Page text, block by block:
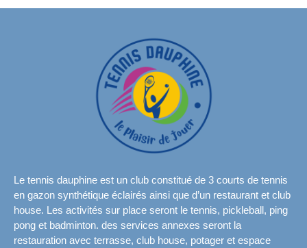
Le tennis dauphine est un club constitué de 3 courts de tennis
en gazon synthétique éclairés ainsi que d’un restaurant et club
house. Les activités sur place seront le tennis, pickleball, ping
pong et badminton. des services annexes seront la
restauration avec terrasse, club house, potager et espace